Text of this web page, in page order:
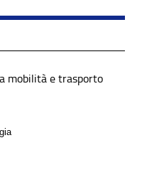
mobilità e trasporto